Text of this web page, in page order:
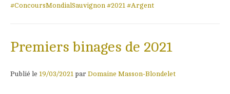
#ConcoursMondialSauvignon #2021 #Argent
Premiers binages de 2021
Publié le 19/03/2021 par Domaine Masson-Blondelet